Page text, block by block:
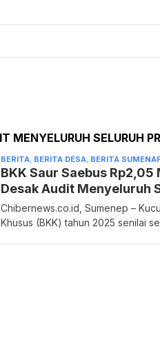
MENYELURUH SELURUH
BERITA, BERITA DESA, BERITA
BKK Saur Saebus
Desak Audit Menyeluruh
Chibernews.co.id, Sumenep –
Khusus (BKK) tahun 2025 senilai